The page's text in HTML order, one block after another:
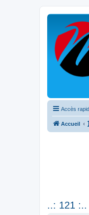
Accès
Accueil
..: 121 :..